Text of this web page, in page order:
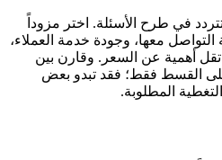
في طرح الأسئلة. اختر مزوداً
معها، وجودة خدمة العملاء،
أهمية عن السعر. وقارن بين
على القسط فقط؛ فقد تبدو بعض
المطلوبة.